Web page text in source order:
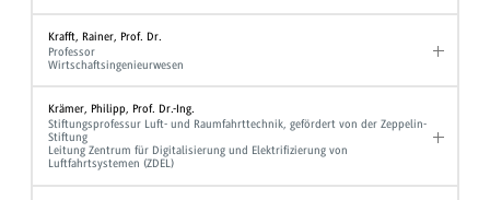
Krafft, Rainer, Prof. Dr.
Professor
Wirtschaftsingenieurwesen
Krämer, Philipp, Prof. Dr.-Ing.
Stiftungsprofessur Luft- und Raumfahrttechnik, gefördert von der Zeppelin-
Stiftung
Leitung Zentrum für Digitalisierung und Elektrifizierung von
Luftfahrtsystemen (ZDEL)